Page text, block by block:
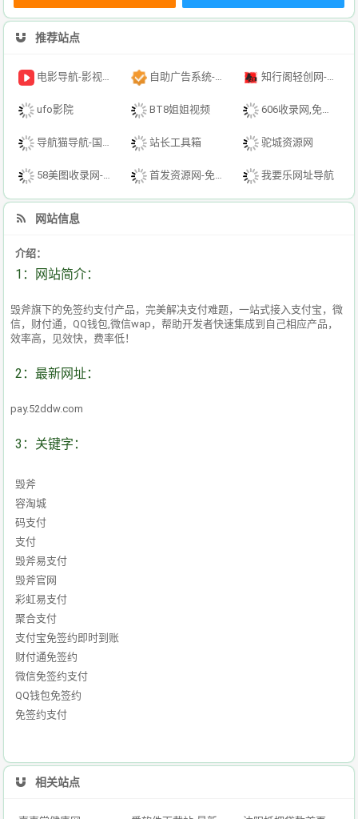
推荐站点
电影导航-影视导航-电影搜索-影视搜索-电影站收录 自助广告系统-自助广告源码-自助投放广告插件 知行阁轻创网-分享网络赚钱项目-全网首发副业项目实操平台-副业创业项目网
ufo影院 BT8姐姐视频 606收录网,免费自动秒收录网址,提供自动收录,网站导航大全源码,自动链,友情链接交换。
导航猫导航-国内专业的技术资源网分类平台 站长工具箱 驼城资源网
58美图收录网-自动收录网站-流量交换-自动链 首发资源网-免费资源下载-最新php源码下载-热门资源下载 我要乐网址导航
网站信息
介绍：
1：网站简介：
毁斧旗下的免签约支付产品，完美解决支付难题，一站式接入支付宝，微
信，财付通，QQ钱包,微信wap，帮助开发者快速集成到自己相应产品，
效率高，见效快，费率低！
2：最新网址：
pay.52ddw.com
3：关键字：
毁斧
容淘城
码支付
支付
毁斧易支付
毁斧官网
彩虹易支付
聚合支付
支付宝免签约即时到账
财付通免签约
微信免签约支付
QQ钱包免签约
免签约支付
相关站点